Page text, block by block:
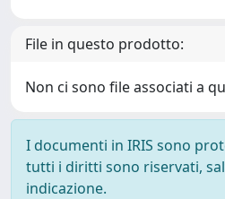
File in questo prodotto:
Non ci sono file associati a
I documenti in IRIS sono
tutti i diritti sono riservati,
indicazione.